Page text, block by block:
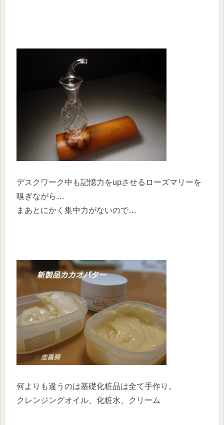
デスクワーク中も記憶力をupさせるローズマリーを
嗅ぎながら…
まあとにかく集中力がないので…
何よりも違うのは基礎化粧品は全て手作り。
クレンジングオイル、化粧水、クリーム